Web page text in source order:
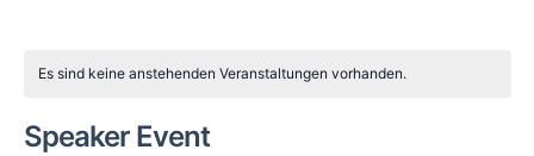
Es sind keine anstehenden Veranstaltungen vorhanden.
Speaker Event